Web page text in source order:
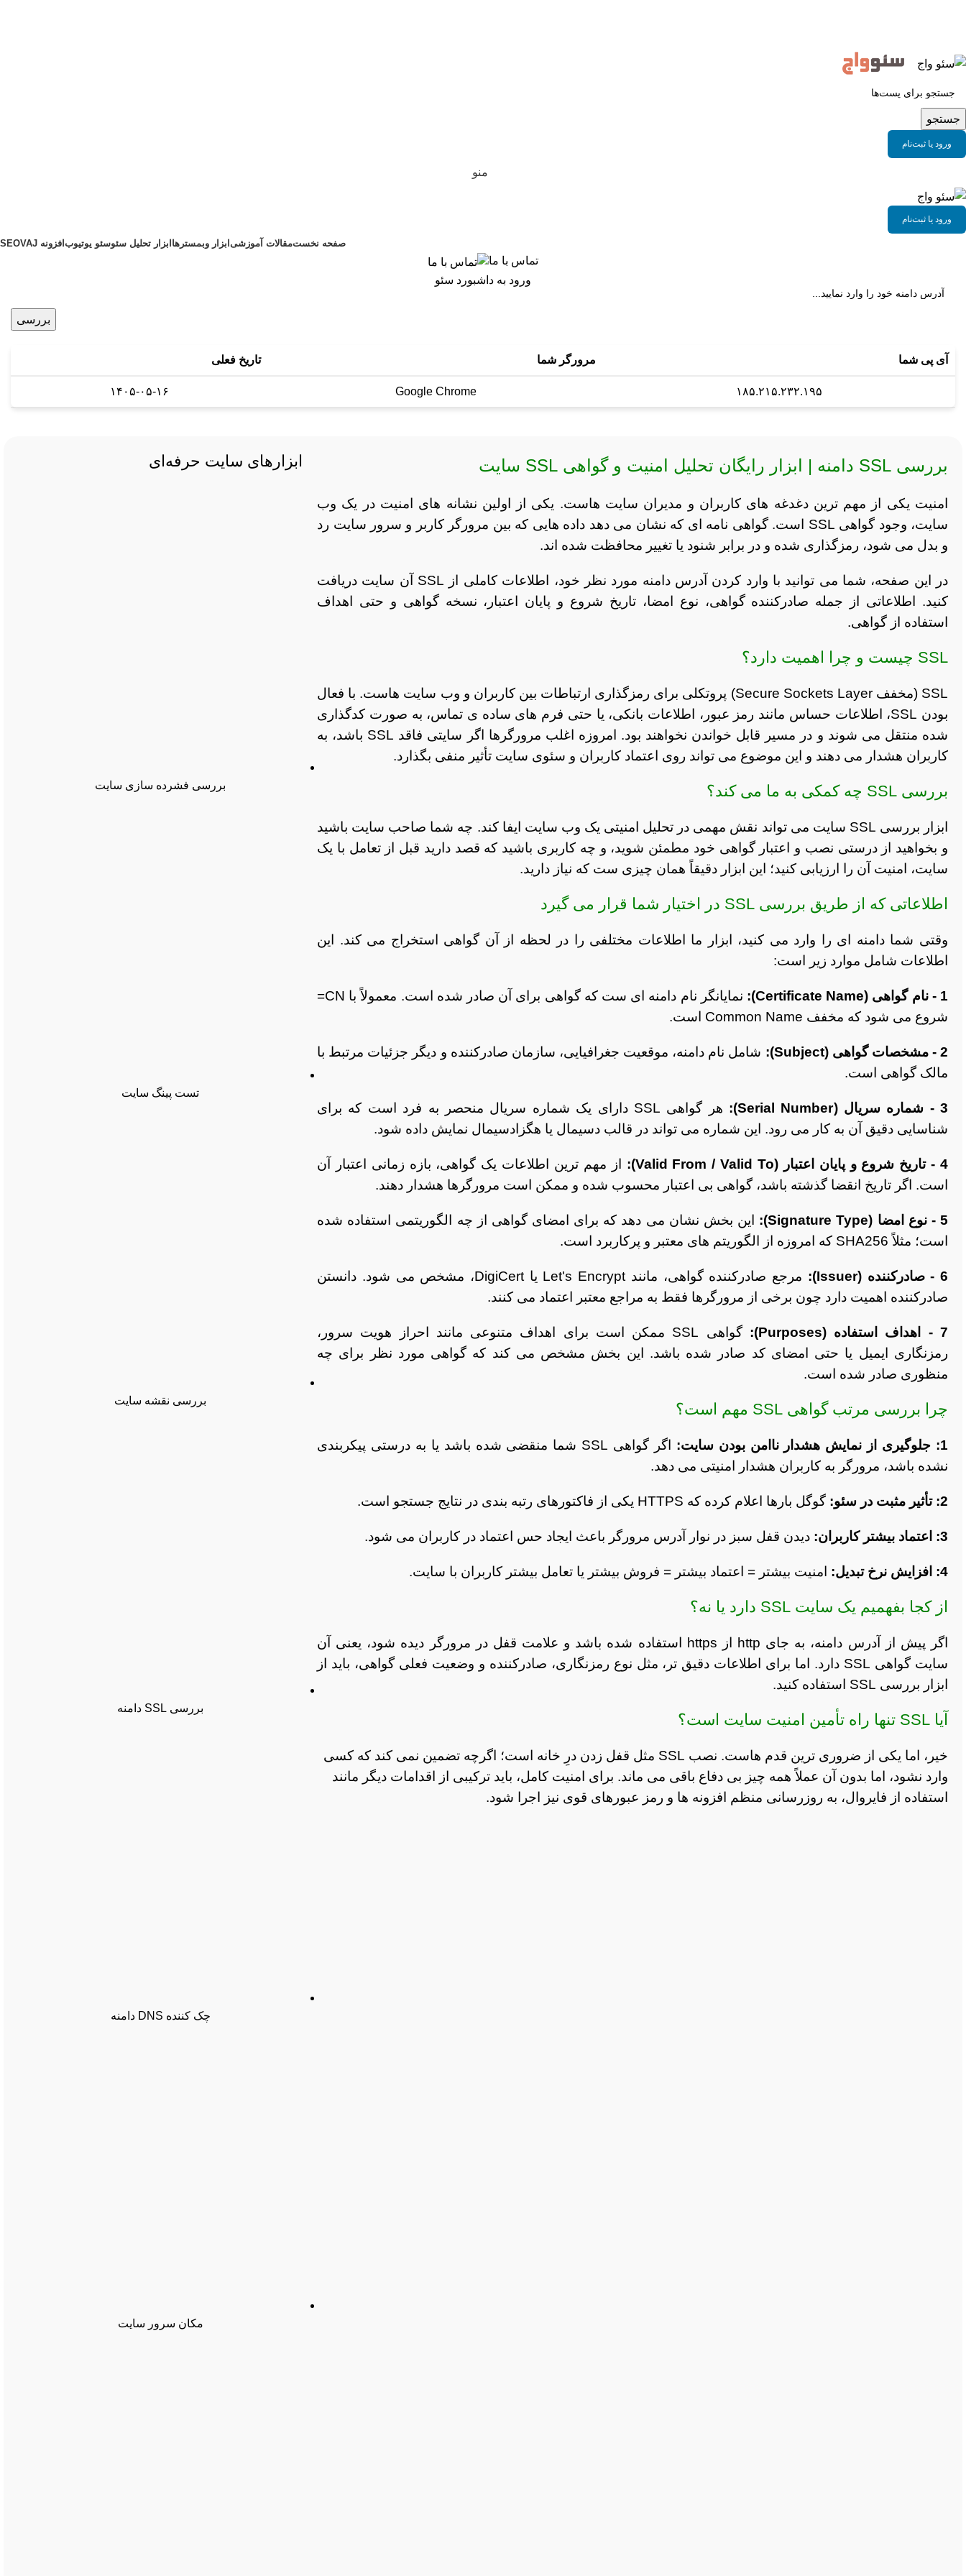
جستجو
ورود یا ثبت‌نام
منو
ورود یا ثبت‌نام
صفحه نخستمقالات آموزشی ابزار وبمسترها ابزار تحلیل سئوسئو یوتیوب افزونه SEOVAJ
تماس با ما
ورود به داشبورد سئو
آی پی شما مرورگر شما تاریخ فعلی
۱۸۵.۲۱۵.۲۳۲.۱۹۵ Google Chrome ۱۴۰۵-۰۵-۱۶
بررسی SSL دامنه | ابزار رایگان تحلیل امنیت و گواهی SSL سایت
امنیت یکی از مهم ترین دغدغه های کاربران و مدیران سایت هاست. یکی از اولین نشانه های امنیت در یک وب
سایت، وجود گواهی SSL است. گواهی نامه ای که نشان می دهد داده هایی که بین مرورگر کاربر و سرور سایت رد
و بدل می شود، رمزگذاری شده و در برابر شنود یا تغییر محافظت شده اند.
در این صفحه، شما می توانید با وارد کردن آدرس دامنه مورد نظر خود، اطلاعات کاملی از SSL آن سایت دریافت
کنید. اطلاعاتی از جمله صادرکننده گواهی، نوع امضا، تاریخ شروع و پایان اعتبار، نسخه گواهی و حتی اهداف
استفاده از گواهی.
SSL چیست و چرا اهمیت دارد؟
SSL (مخفف Secure Sockets Layer) پروتکلی برای رمزگذاری ارتباطات بین کاربران و وب سایت هاست. با فعال
بودن SSL، اطلاعات حساس مانند رمز عبور، اطلاعات بانکی، یا حتی فرم های ساده ی تماس، به صورت کدگذاری
شده منتقل می شوند و در مسیر قابل خواندن نخواهند بود. امروزه اغلب مرورگرها اگر سایتی فاقد SSL باشد، به
کاربران هشدار می دهند و این موضوع می تواند روی اعتماد کاربران و سئوی سایت تأثیر منفی بگذارد.
بررسی SSL چه کمکی به ما می کند؟
ابزار بررسی SSL سایت می تواند نقش مهمی در تحلیل امنیتی یک وب سایت ایفا کند. چه شما صاحب سایت باشید
و بخواهید از درستی نصب و اعتبار گواهی خود مطمئن شوید، و چه کاربری باشید که قصد دارید قبل از تعامل با یک
سایت، امنیت آن را ارزیابی کنید؛ این ابزار دقیقاً همان چیزی ست که نیاز دارید.
اطلاعاتی که از طریق بررسی SSL در اختیار شما قرار می گیرد
وقتی شما دامنه ای را وارد می کنید، ابزار ما اطلاعات مختلفی را در لحظه از آن گواهی استخراج می کند. این
اطلاعات شامل موارد زیر است:
1 - نام گواهی (Certificate Name):
نمایانگر نام دامنه ای ست که گواهی برای آن صادر شده است. معمولاً با CN=
شروع می شود که مخفف Common Name است.
2 - مشخصات گواهی (Subject):
شامل نام دامنه، موقعیت جغرافیایی، سازمان صادرکننده و دیگر جزئیات مرتبط با
مالک گواهی است.
3 - شماره سریال (Serial Number):
هر گواهی SSL دارای یک شماره سریال منحصر به فرد است که برای
شناسایی دقیق آن به کار می رود. این شماره می تواند در قالب دسیمال یا هگزادسیمال نمایش داده شود.
4 - تاریخ شروع و پایان اعتبار (Valid From / Valid To):
از مهم ترین اطلاعات یک گواهی، بازه زمانی اعتبار آن
است. اگر تاریخ انقضا گذشته باشد، گواهی بی اعتبار محسوب شده و ممکن است مرورگرها هشدار دهند.
5 - نوع امضا (Signature Type):
این بخش نشان می دهد که برای امضای گواهی از چه الگوریتمی استفاده شده
است؛ مثلاً SHA256 که امروزه از الگوریتم های معتبر و پرکاربرد است.
6 - صادرکننده (Issuer):
مرجع صادرکننده گواهی، مانند Let's Encrypt یا DigiCert، مشخص می شود. دانستن
صادرکننده اهمیت دارد چون برخی از مرورگرها فقط به مراجع معتبر اعتماد می کنند.
7 - اهداف استفاده (Purposes):
گواهی SSL ممکن است برای اهداف متنوعی مانند احراز هویت سرور،
رمزنگاری ایمیل یا حتی امضای کد صادر شده باشد. این بخش مشخص می کند که گواهی مورد نظر برای چه
منظوری صادر شده است.
چرا بررسی مرتب گواهی SSL مهم است؟
1: جلوگیری از نمایش هشدار ناامن بودن سایت:
اگر گواهی SSL شما منقضی شده باشد یا به درستی پیکربندی
نشده باشد، مرورگر به کاربران هشدار امنیتی می دهد.
2: تأثیر مثبت در سئو: گوگل بارها اعلام کرده که HTTPS یکی از فاکتورهای رتبه بندی در نتایج جستجو است.
3: اعتماد بیشتر کاربران: دیدن قفل سبز در نوار آدرس مرورگر باعث ایجاد حس اعتماد در کاربران می شود.
4: افزایش نرخ تبدیل: امنیت بیشتر = اعتماد بیشتر = فروش بیشتر یا تعامل بیشتر کاربران با سایت.
از کجا بفهمیم یک سایت SSL دارد یا نه؟
اگر پیش از آدرس دامنه، به جای http از https استفاده شده باشد و علامت قفل در مرورگر دیده شود، یعنی آن
سایت گواهی SSL دارد. اما برای اطلاعات دقیق تر، مثل نوع رمزنگاری، صادرکننده و وضعیت فعلی گواهی، باید از
ابزار بررسی SSL استفاده کنید.
آیا SSL تنها راه تأمین امنیت سایت است؟
خیر، اما یکی از ضروری ترین قدم هاست. نصب SSL مثل قفل زدن درِ خانه است؛ اگرچه تضمین نمی کند که کسی
وارد نشود، اما بدون آن عملاً همه چیز بی دفاع باقی می ماند. برای امنیت کامل، باید ترکیبی از اقدامات دیگر مانند
استفاده از فایروال، به روزرسانی منظم افزونه ها و رمز عبورهای قوی نیز اجرا شود.
ابزارهای سایت حرفه‌ای
بررسی فشرده سازی سایت
تست پینگ سایت
بررسی نقشه سایت
بررسی SSL دامنه
چک کننده DNS دامنه
مکان سرور سایت